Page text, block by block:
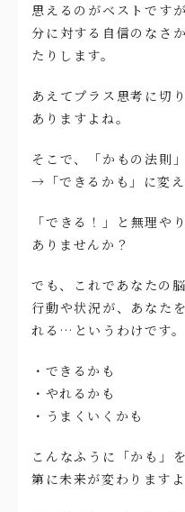
思えるのがベストです
分に対する自信のなさ
たりします。
あえてプラス思考に切
ありますよね。
そこで、「かもの法則
→「できるかも」に変え
「できる！」と無理や
ありませんか？
でも、これであなたの
行動や状況が、あなた
れる…というわけです。
・できるかも
・やれるかも
・うまくいくかも
こんなふうに「かも」
第に未来が変わります